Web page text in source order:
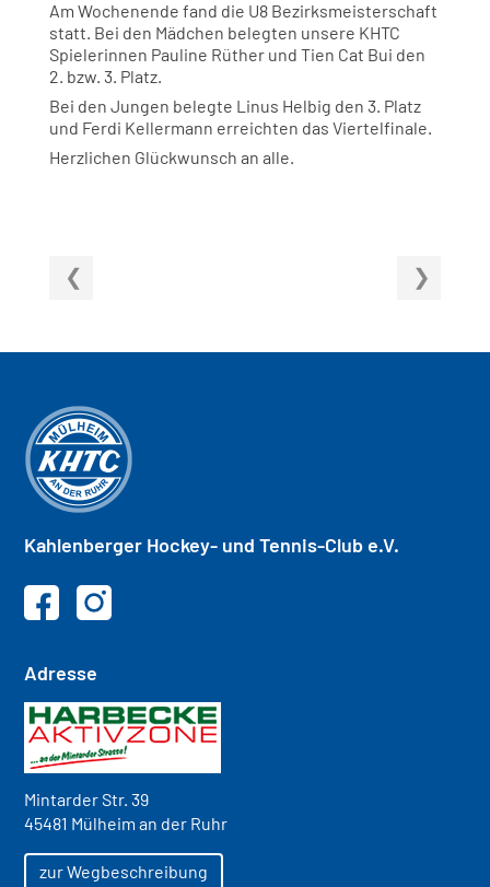
Am Wochenende fand die U8 Bezirksmeisterschaft
statt. Bei den Mädchen belegten unsere KHTC
Spielerinnen Pauline Rüther und Tien Cat Bui den
2. bzw. 3. Platz.
Bei den Jungen belegte Linus Helbig den 3. Platz
und Ferdi Kellermann erreichten das Viertelfinale.
Herzlichen Glückwunsch an alle.
Kahlenberger Hockey- und Tennis-Club e.V.
Adresse
Mintarder Str. 39
45481 Mülheim an der Ruhr
zur Wegbeschreibung